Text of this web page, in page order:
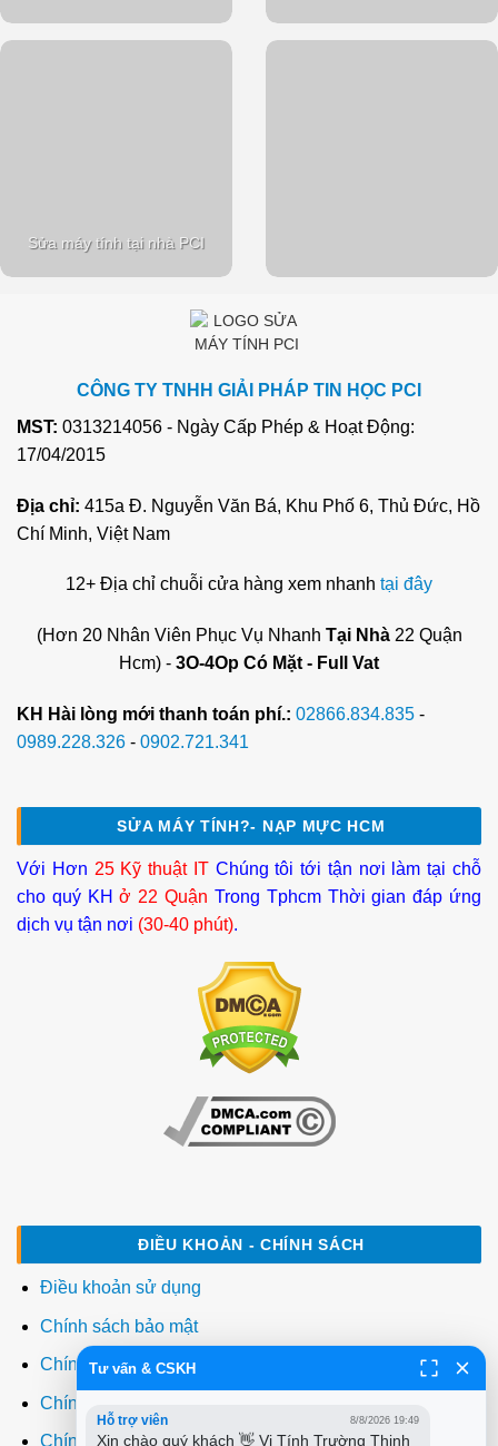
Sửa máy tính tại nhà PCI
CÔNG TY TNHH GIẢI PHÁP TIN HỌC PCI
MST: 0313214056 - Ngày Cấp Phép & Hoạt Động:
17/04/2015
Địa chỉ: 415a Đ. Nguyễn Văn Bá, Khu Phố 6, Thủ Đức, Hồ
Chí Minh, Việt Nam
12+ Địa chỉ chuỗi cửa hàng xem nhanh tại đây
(Hơn 20 Nhân Viên Phục Vụ Nhanh Tại Nhà22 Quận
Hcm) - 3O-4Op Có Mặt - Full Vat
KH Hài lòng mới thanh toán phí.: 02866.834.835 -
0989.228.326 - 0902.721.341
SỬA MÁY TÍNH?- NẠP MỰC HCM
Với Hơn 25 Kỹ thuật ITChúng tôi tới tận nơi làm tại chỗ
cho quý KHở 22 Quận Trong Tphcm Thời gian đáp ứng
dịch vụ tận nơi (30-40 phút).
ĐIỀU KHOẢN - CHÍNH SÁCH
Điều khoản sử dụng
Chính sách bảo mật
Chính sách thanh toán
Chính sách giao hàng
Chính sách đổi trả
Tư vấn & CSKH
Hỗ trợ viên 8/8/2026 19:49
Xin chào quý khách 👋 Vi Tính Trường Thịnh